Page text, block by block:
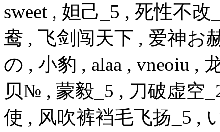
sweet , 妲己_5 , 死性不
鸯 , 飞剑闯天下 , 爱神お
の , 小豹 , alaa , vneoiu ,
贝№ , 蒙毅_5 , 刀破虚空
使 , 风吹裤裆毛飞扬_5 ,